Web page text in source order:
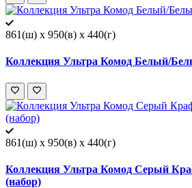
861(ш) x 950(в) x 440(г)
Коллекция Ультра Комод Белый/
861(ш) x 950(в) x 440(г)
Коллекция Ультра Комод Серый
(набор)